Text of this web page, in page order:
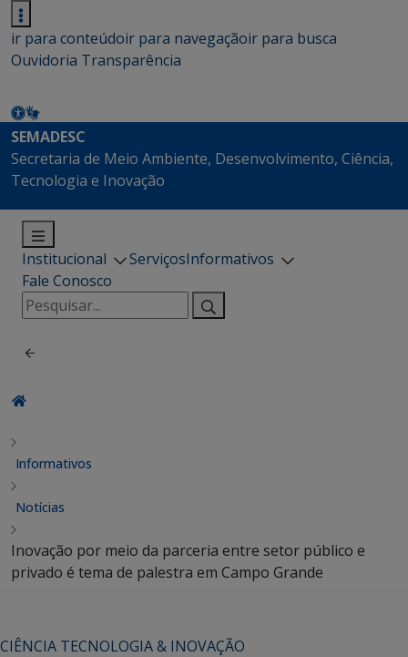
ir para conteúdoir para navegaçãoir para busca
Ouvidoria Transparência
SEMADESC
Secretaria de Meio Ambiente, Desenvolvimento, Ciência,
Tecnologia e Inovação
Institucional ServiçosInformativos
Fale Conosco
Pesquisar
por:
Informativos
Notícias
Inovação por meio da parceria entre setor público e
privado é tema de palestra em Campo Grande
CIÊNCIA TECNOLOGIA & INOVAÇÃO